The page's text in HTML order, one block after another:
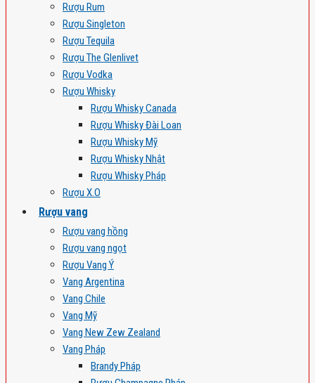
Rượu Rum
Rượu Singleton
Rượu Tequila
Rượu The Glenlivet
Rượu Vodka
Rượu Whisky
Rượu Whisky Canada
Rượu Whisky Đài Loan
Rượu Whisky Mỹ
Rượu Whisky Nhật
Rượu Whisky Pháp
Rượu X.O
Rượu vang
Rượu vang hồng
Rượu vang ngọt
Rượu Vang Ý
Vang Argentina
Vang Chile
Vang Mỹ
Vang New Zew Zealand
Vang Pháp
Brandy Pháp